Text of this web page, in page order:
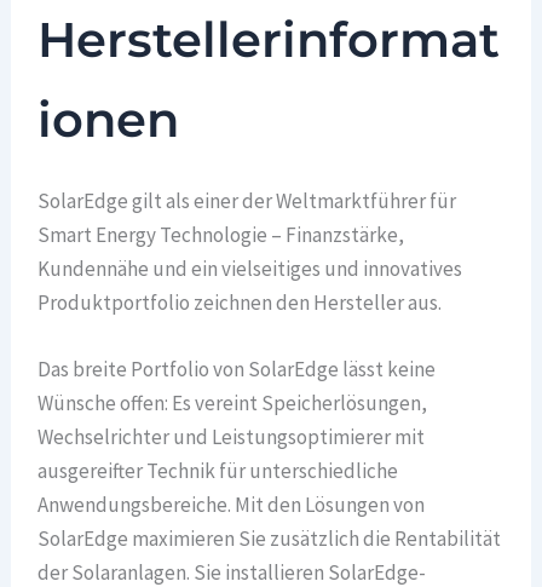
Herstellerinformat
ionen
SolarEdge gilt als einer der Weltmarktführer für
Smart Energy Technologie – Finanzstärke,
Kundennähe und ein vielseitiges und innovatives
Produktportfolio zeichnen den Hersteller aus.
Das breite Portfolio von SolarEdge lässt keine
Wünsche offen: Es vereint Speicherlösungen,
Wechselrichter und Leistungsoptimierer mit
ausgereifter Technik für unterschiedliche
Anwendungsbereiche. Mit den Lösungen von
SolarEdge maximieren Sie zusätzlich die Rentabilität
der Solaranlagen. Sie installieren SolarEdge-